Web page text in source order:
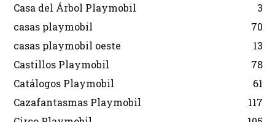
Casa del Árbol Playmobil
3
casas playmobil
70
casas playmobil oeste
13
Castillos Playmobil
78
Catálogos Playmobil
61
Cazafantasmas Playmobil
117